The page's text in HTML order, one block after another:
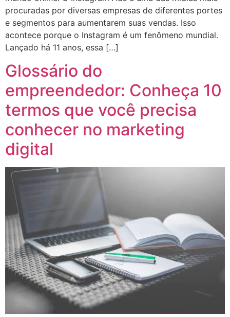
procuradas por diversas empresas de diferentes portes
e segmentos para aumentarem suas vendas. Isso
acontece porque o Instagram é um fenômeno mundial.
Lançado há 11 anos, essa […]
Glossário do
empreendedor: Conheça 10
termos que você precisa
conhecer no marketing
digital